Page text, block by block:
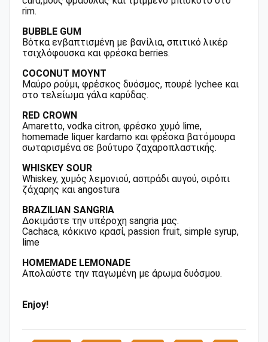
rim.
BUBBLE GUM
Βότκα ενβαπτισμένη με βανίλια, σπιτικό λικέρ
τσιχλόφουσκα και φρέσκα berries.
COCONUT MOYNT
Μαύρο ρούμι, φρέσκος δυόσμος, πουρέ lychee και
στο τελείωμα γάλα καρύδας.
RED CROWN
Amaretto, vodka citron, φρέσκο χυμό lime,
homemade liquer kardamo και φρέσκα βατόμουρα
σωταρισμένα σε βούτυρο ζαχαροπλαστικής.
WHISKEY SOUR
Whiskey, χυμός λεμονιού, ασπράδι αυγού, σιρόπι
ζάχαρης και angostura
BRAZILIAN SANGRIA
Δοκιμάστε την υπέροχη sangria μας.
Cachaca, κόκκινο κρασί, passion fruit, simple syrup,
lime
HOMEMADE LEMONADE
Απολαύστε την παγωμένη με άρωμα δυόσμου.
Enjoy!